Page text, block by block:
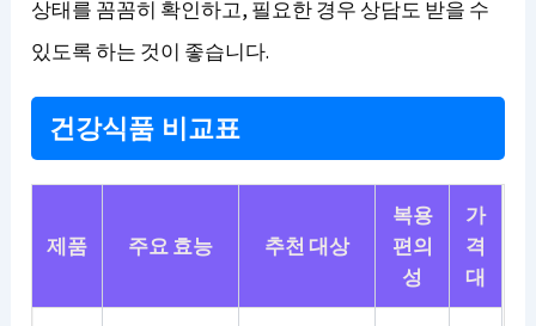
상태를 꼼꼼히 확인하고, 필요한 경우 상담도 받을 수
있도록 하는 것이 좋습니다.
건강식품 비교표
제품 주요 효능 추천 대상
복용
편의
성
가
격
대